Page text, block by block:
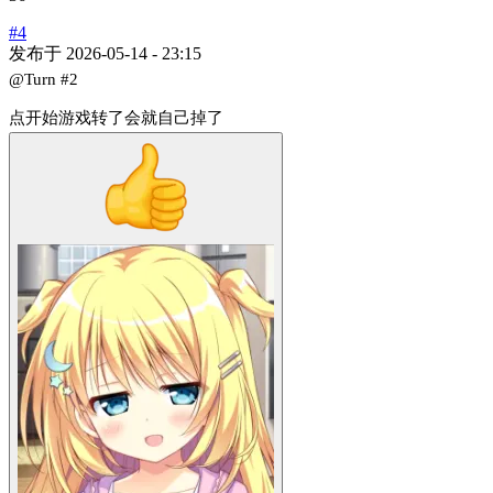
#4
发布于 2026-05-14 - 23:15
@Turn #2
点开始游戏转了会就自己掉了